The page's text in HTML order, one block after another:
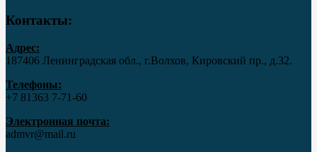
Контакты:
Адрес:
187406 Ленинградская обл., г.Волхов, Кировский пр., д.32.
Телефоны:
+7 81363 7‑71-60
Электронная почта:
admvr@mail.ru